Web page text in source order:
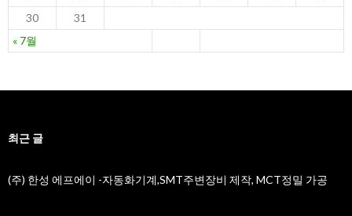
« 7월
30
31
최근 글
(주) 한성 에프에이 -자동화기계,SMT주변장비 제작, MCT정밀 가공